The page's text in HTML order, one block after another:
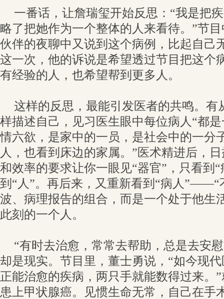
一番话，让詹瑞玺开始反思：“我是把
略了把她作为一个整体的人来看待。”节
伙伴的夜聊中又说到这个病例，比起自己
这一次，他的诉说是希望透过节目把这个
有经验的人，也希望帮到更多人。
这样的反思，最能引发医者的共鸣。有
样描述自己，见习医生眼中每位病人“都
情六欲，是家中的一员，是社会中的一分
人，也看到床边的家属。”医术精进后，
和效率的要求让你一眼见“器官”，只看到
到“人”。再后来，又重新看到“病人”——“
波、病理报告的组合，而是一个处于他生
此刻的一个人。
“有时去治愈，常常去帮助，总是去安
却是现实。节目里，董士勇说，“如今现
正能治愈的疾病，两只手就能数得过来。
患上甲状腺癌。见惯生命无常，自己在手